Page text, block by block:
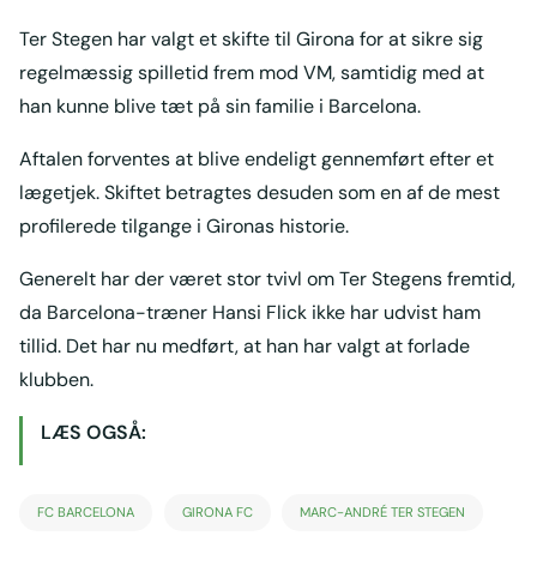
Ter Stegen har valgt et skifte til Girona for at sikre sig
regelmæssig spilletid frem mod VM, samtidig med at
han kunne blive tæt på sin familie i Barcelona.
Aftalen forventes at blive endeligt gennemført efter et
lægetjek. Skiftet betragtes desuden som en af de mest
profilerede tilgange i Gironas historie.
Generelt har der været stor tvivl om Ter Stegens fremtid,
da Barcelona-træner Hansi Flick ikke har udvist ham
tillid. Det har nu medført, at han har valgt at forlade
klubben.
LÆS OGSÅ:
FC BARCELONA GIRONA FC MARC-ANDRÉ TER STEGEN